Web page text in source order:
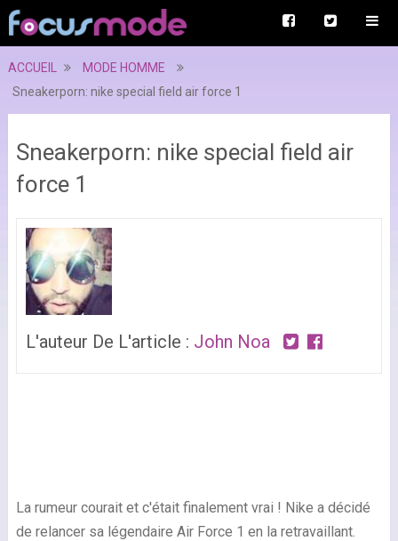
ACCUEIL
MODE HOMME
Sneakerporn: nike special field air force 1
Sneakerporn: nike special field air
force 1
L'auteur De L'article : John Noa
La rumeur courait et c'était finalement vrai ! Nike a décidé
de relancer sa légendaire Air Force 1 en la retravaillant.